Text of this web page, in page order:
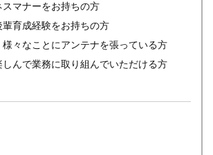
スマナーをお持ちの方
輩育成経験をお持ちの方
様々なことにアンテナを張っている方
しんで業務に取り組んでいただける方